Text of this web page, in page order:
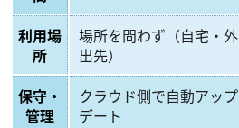
利用場
所
場所を問わず（自宅・外
出先）
保守・
管理
クラウド側で自動アップ
デート